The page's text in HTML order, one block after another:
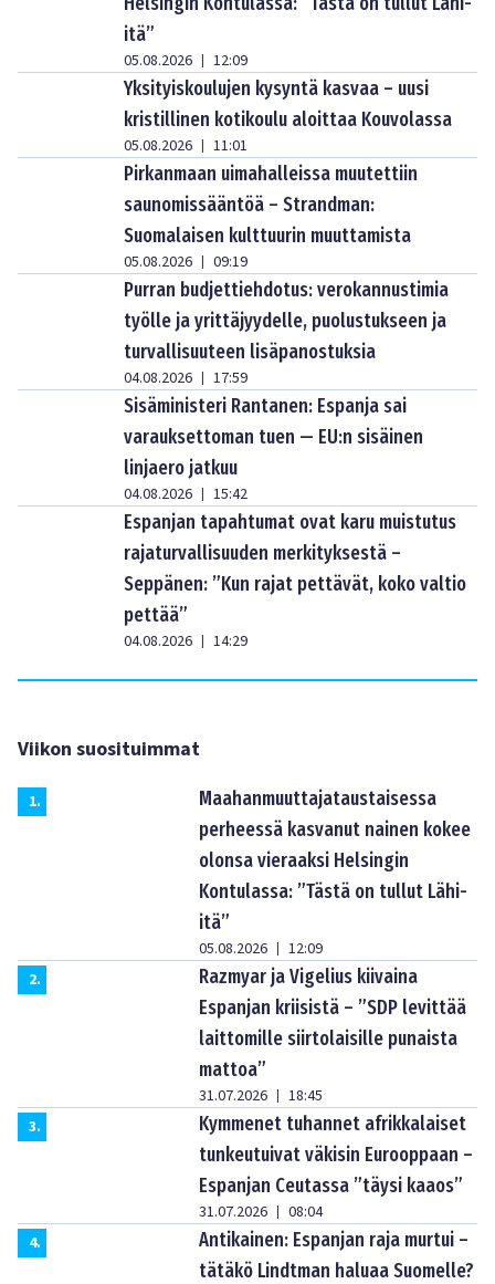
itä”
05.08.2026 | 12:09
Yksityiskoulujen kysyntä kasvaa – uusi
kristillinen kotikoulu aloittaa Kouvolassa
05.08.2026 | 11:01
Pirkanmaan uimahalleissa muutettiin
saunomissääntöä – Strandman:
Suomalaisen kulttuurin muuttamista
05.08.2026 | 09:19
Purran budjettiehdotus: verokannustimia
työlle ja yrittäjyydelle, puolustukseen ja
turvallisuuteen lisäpanostuksia
04.08.2026 | 17:59
Sisäministeri Rantanen: Espanja sai
varauksettoman tuen — EU:n sisäinen
linjaero jatkuu
04.08.2026 | 15:42
Espanjan tapahtumat ovat karu muistutus
rajaturvallisuuden merkityksestä –
Seppänen: ”Kun rajat pettävät, koko valtio
pettää”
04.08.2026 | 14:29
Viikon suosituimmat
1.
Maahanmuuttajataustaisessa
perheessä kasvanut nainen kokee
olonsa vieraaksi Helsingin
Kontulassa: ”Tästä on tullut Lähi-
itä”
05.08.2026 | 12:09
2.
Razmyar ja Vigelius kiivaina
Espanjan kriisistä – ”SDP levittää
laittomille siirtolaisille punaista
mattoa”
31.07.2026 | 18:45
3.
Kymmenet tuhannet afrikkalaiset
tunkeutuivat väkisin Eurooppaan –
Espanjan Ceutassa ”täysi kaaos”
31.07.2026 | 08:04
4.
Antikainen: Espanjan raja murtui –
tätäkö Lindtman haluaa Suomelle?